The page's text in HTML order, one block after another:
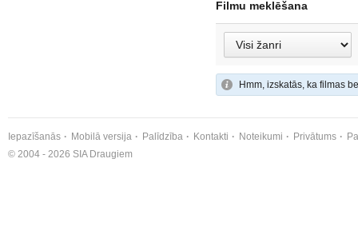
Filmu meklēšana
Hmm, izskatās, ka filmas
Iepazīšanās Mobilā versija Palīdzība Kontakti Noteikumi Privātums
© 2004 - 2026 SIA Draugiem